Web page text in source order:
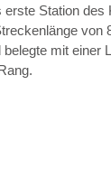
Station
von
belegte mit einer